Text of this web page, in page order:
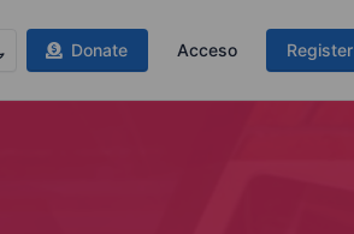
Donate Acceso Register